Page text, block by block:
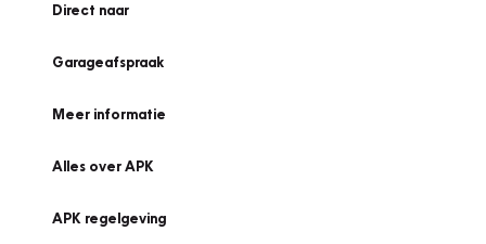
Direct naar
Garageafspraak
Meer informatie
Alles over APK
APK regelgeving